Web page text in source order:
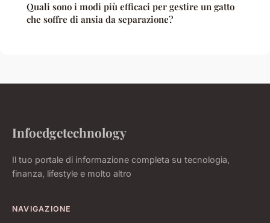
Quali sono i modi più efficaci per gestire un gatto
che soffre di ansia da separazione?
Infoedgetechnology
Il tuo portale di informazione completa su tecnologia,
finanza, lifestyle e molto altro
NAVIGAZIONE